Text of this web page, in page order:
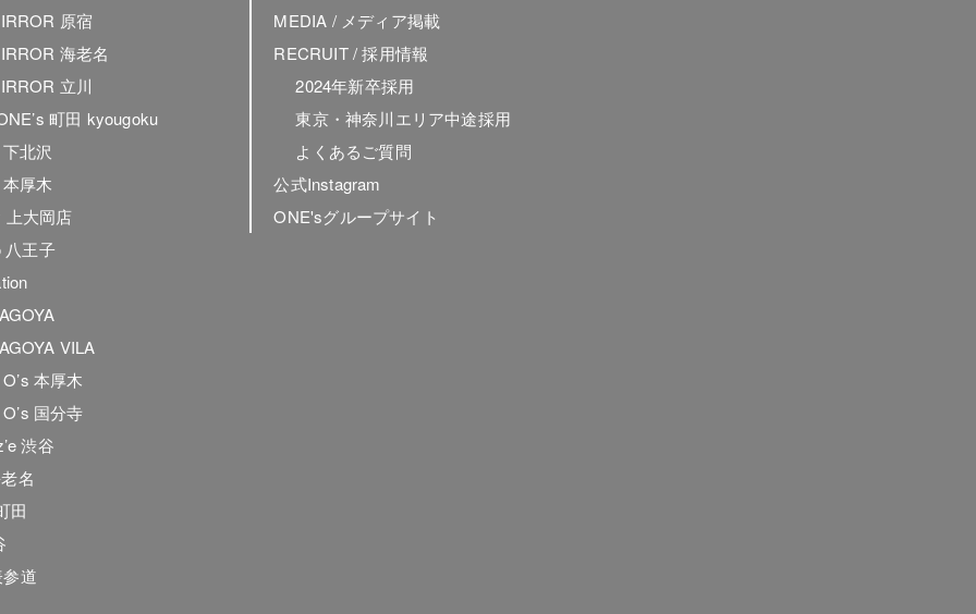
原宿
海老名
立川
町田 kyougoku
北沢
厚木
上大岡店
八王子
VILA
本厚木
国分寺
渋谷
名
田
道
MEDIA / メディア掲載
RECRUIT / 採用情報
2024年新卒採用
東京・神奈川エリア中途採用
よくあるご質問
公式Instagram
ONE'sグループサイト